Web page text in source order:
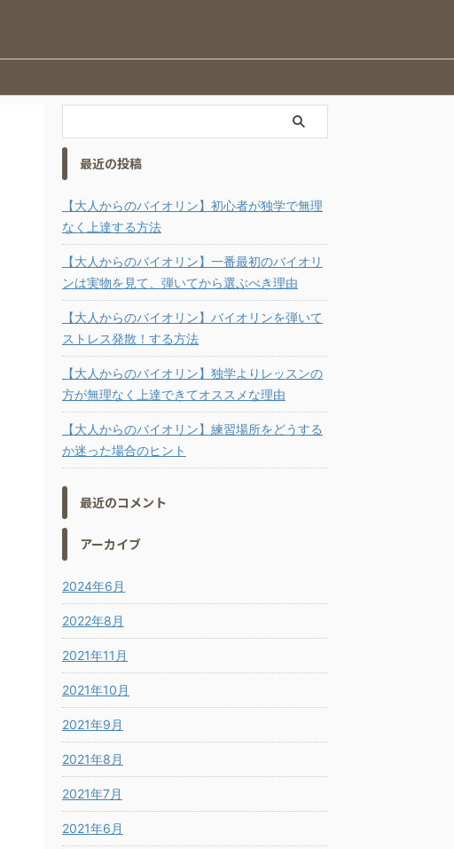
最近の投稿
【大人からのバイオリン】初心者が独学で無理
なく上達する方法
【大人からのバイオリン】一番最初のバイオリ
ンは実物を見て、弾いてから選ぶべき理由
【大人からのバイオリン】バイオリンを弾いて
ストレス発散！する方法
【大人からのバイオリン】独学よりレッスンの
方が無理なく上達できてオススメな理由
【大人からのバイオリン】練習場所をどうする
か迷った場合のヒント
最近のコメント
アーカイブ
2024年6月
2022年8月
2021年11月
2021年10月
2021年9月
2021年8月
2021年7月
2021年6月